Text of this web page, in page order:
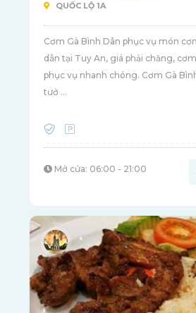
QUỐC LỘ 1A
Cơm Gà Bình Dân phục vụ món
dẫn tại Tuy An, giá phải chăng,
phục vụ nhanh chóng. Cơm Gà
tưở ...
Mở cửa: 06:00 - 21:00